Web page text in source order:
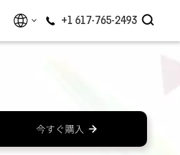
+1 617-765-2493